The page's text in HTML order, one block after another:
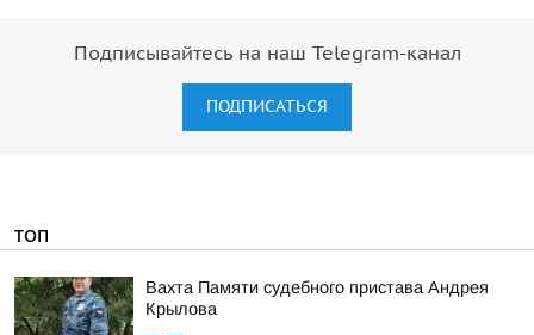
Подписывайтесь на наш Telegram-канал
ПОДПИСАТЬСЯ
ТОП
Вахта Памяти судебного пристава Андрея
Крылова